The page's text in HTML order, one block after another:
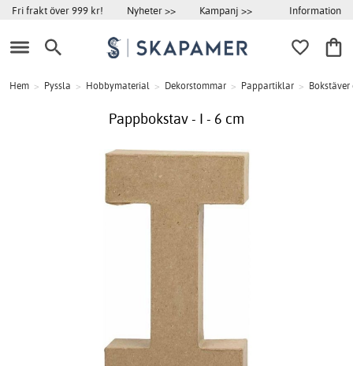
Fri frakt över 999 kr! Nyheter >> Kampanj >> Information
Hem > Pyssla > Hobbymaterial > Dekorstommar > Pappartiklar >
Pappbokstav - I - 6 cm